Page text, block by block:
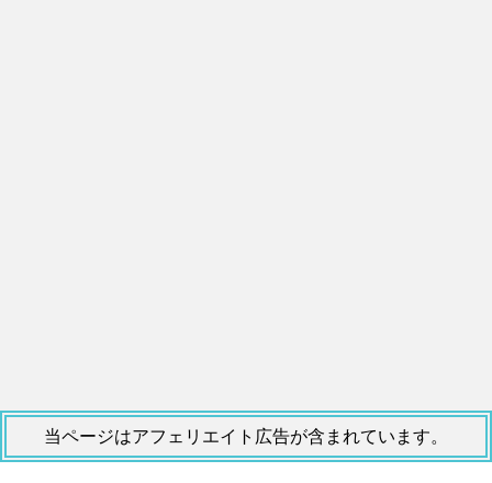
当ページはアフェリエイト広告が含まれています。